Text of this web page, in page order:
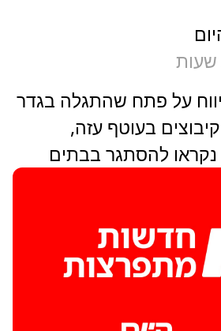
על פתח שהתגלה בגדר
בעוטף עזה,
להסתגר בבתים